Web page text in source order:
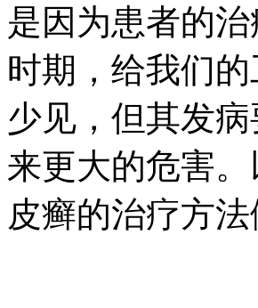
是因为患者的
时期，给我们
少见，但其发
来更大的危害。
皮癣的治疗方